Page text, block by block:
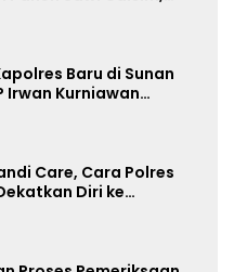
Baru di Sunan
Irwan Kurniawan
Care, Cara Polres
Diri ke